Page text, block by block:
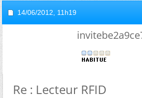
14/06/2012, 11h19
Re : Lecteur RFID